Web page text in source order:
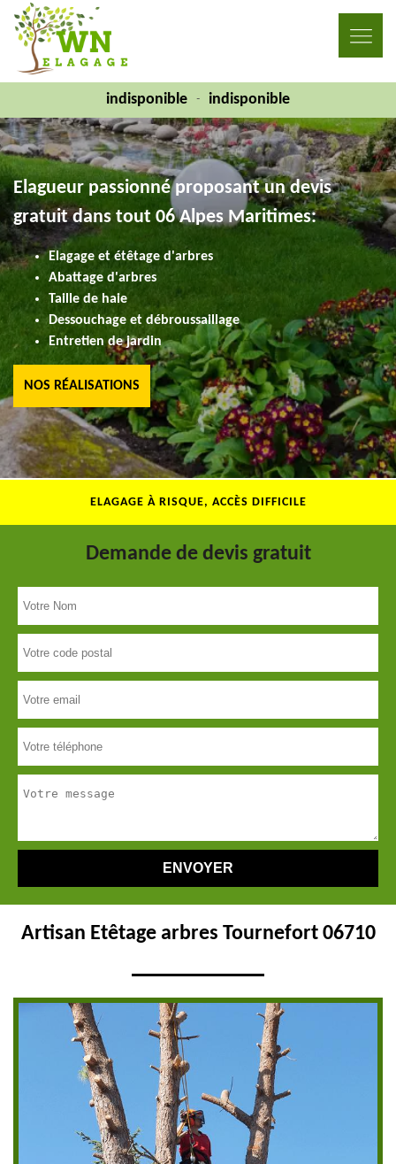
indisponible - indisponible
Elagueur passionné proposant un devis
gratuit dans tout 06 Alpes Maritimes:
Elagage et étêtage d'arbres
Abattage d'arbres
Taille de haie
Dessouchage et débroussaillage
Entretien de jardin
NOS RÉALISATIONS
ELAGAGE À RISQUE, ACCÈS DIFFICILE
Demande de devis gratuit
Artisan Etêtage arbres Tournefort 06710